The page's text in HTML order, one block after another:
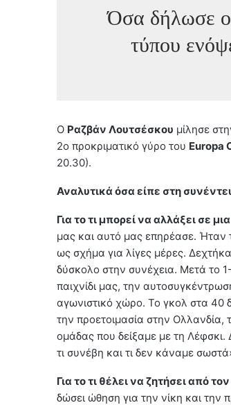
Όσα δήλωσε
τύπου
Ο Ραζβάν Λουτσέσκου μίλησε
2ο προκριματικό γύρο του Europa
20.30).
Αναλυτικά όσα είπε στη
Για το τι μπορεί να αλλάξει σε
μας και αυτό μας επηρέασε. Ήταν
ως σχήμα για λίγες μέρες.
δύσκολο στην συνέχεια. Μετά το
παιχνίδι μας, την
αγωνιστικό χώρο. Το γκολ στα 40
την προετοιμασία στην Ολλανδία,
ομάδας που δείξαμε με τη
τι συνέβη και τι δεν κάναμε
Για το τι θέλει να ζητήσει από
δώσει ώθηση για την νίκη και την